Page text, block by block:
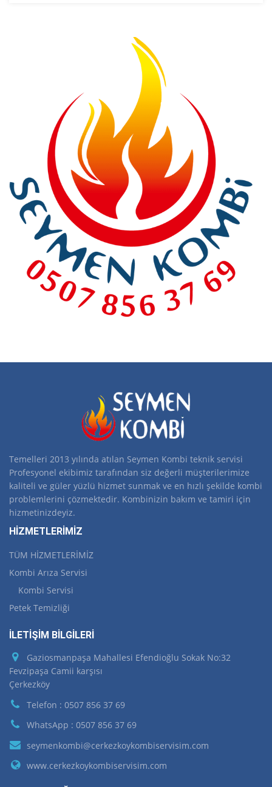
Temelleri 2013 yılında atılan Seymen Kombi teknik servisi
Profesyonel ekibimiz tarafından siz değerli müşterilerimize
kaliteli ve güler yüzlü hizmet sunmak ve en hızlı şekilde kombi
problemlerini çözmektedir. Kombinizin bakım ve tamiri için
hizmetinizdeyiz.
HİZMETLERİMİZ
TÜM HİZMETLERİMİZ
Kombi Arıza Servisi
Kombi Servisi
Petek Temizliği
İLETİŞİM BİLGİLERİ
Gaziosmanpaşa Mahallesi Efendioğlu Sokak No:32
Fevzipaşa Camii karşısı
Çerkezköy
Telefon : 0507 856 37 69
WhatsApp : 0507 856 37 69
seymenkombi@cerkezkoykombiservisim.com
www.cerkezkoykombiservisim.com